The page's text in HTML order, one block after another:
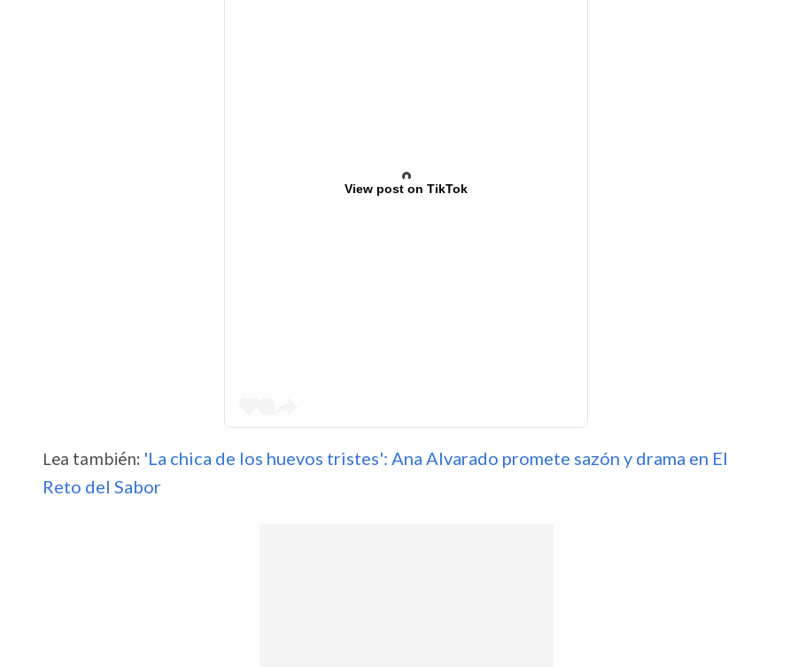
View post on TikTok
Lea también: 'La chica de los huevos tristes': Ana Alvarado promete sazón y drama en El
Reto del Sabor